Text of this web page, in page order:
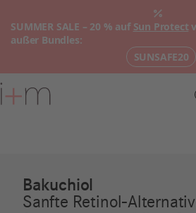
SUMMER SALE – 20 % auf Sun Protect
außer Bundles:
SUNSAFE20
Zum
Hauptinhalt
Bakuchiol
Sanfte Retinol-